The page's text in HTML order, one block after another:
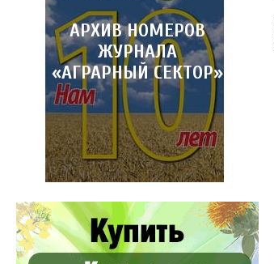
АРХИВ НОМЕРОВ
ЖУРНАЛА
«АГРАРНЫЙ СЕКТОР»